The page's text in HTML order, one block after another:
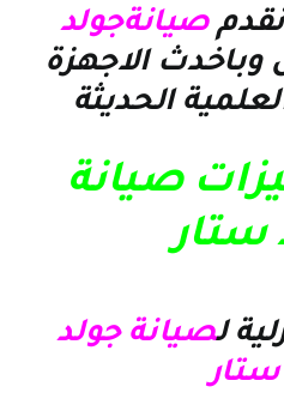
صيانةجولد
وباخدث الاجهزة
الحديثة
صيانة
ستار
لصيانة جولد
ستار